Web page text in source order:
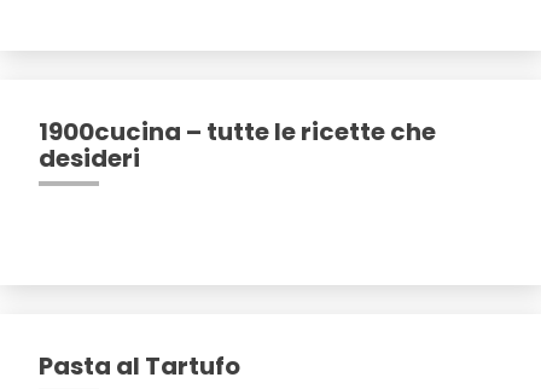
1900cucina – tutte le ricette che
desideri
Pasta al Tartufo